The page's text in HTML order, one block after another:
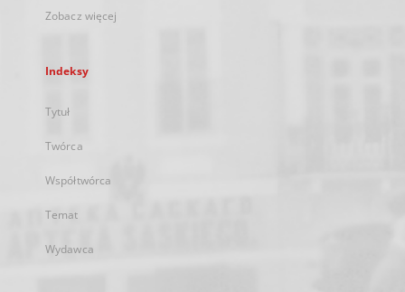
Zobacz więcej
Indeksy
Tytuł
Twórca
Współtwórca
Temat
Wydawca